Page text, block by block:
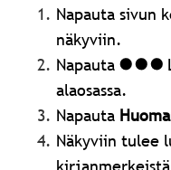
Napauta sivun
näkyviin.
Napauta
alaosassa.
Napauta
Näkyviin tulee